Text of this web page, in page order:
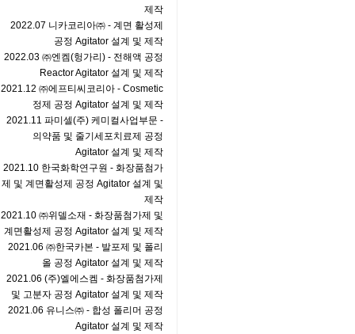
제작
2022.07 니카코리아㈜ - 계면 활성제
공정 Agitator 설계 및 제작
2022.03 ㈜엔켐(헝가리) - 전해액 공정
Reactor Agitator 설계 및 제작
2021.12 ㈜에프티씨코리아 - Cosmetic
정제 공정 Agitator 설계 및 제작
2021.11 파미셀(주) 케미컬사업부문 -
의약품 및 줄기세포치료제 공정
Agitator 설계 및 제작
2021.10 한국화학연구원 - 화장품첨가
제 및 계면활성제 공정 Agitator 설계 및
제작
2021.10 ㈜위델소재 - 화장품첨가제 및
계면활성제 공정 Agitator 설계 및 제작
2021.06 ㈜한국카본 - 발포제 및 폴리
올 공정 Agitator 설계 및 제작
2021.06 (주)엘에스켐 - 화장품첨가제
및 고분자 공정 Agitator 설계 및 제작
2021.06 유니스㈜ - 합성 폴리머 공정
Agitator 설계 및 제작